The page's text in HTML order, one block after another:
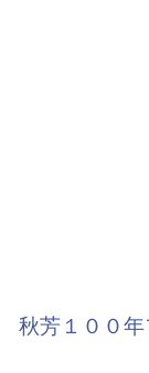
秋芳１００